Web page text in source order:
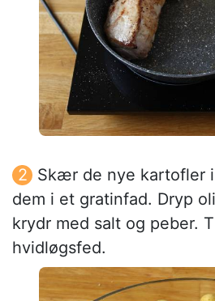
Skær de nye kartofler
dem i et gratinfad. Dryp
krydr med salt og peber.
hvidløgsfed.